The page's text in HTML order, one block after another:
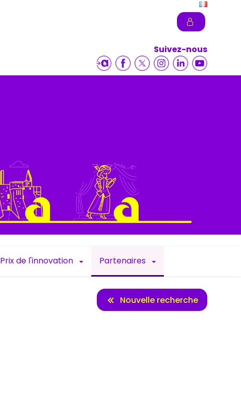
Suivez-nous
Prix de l'innovation Partenaires
Nouvelle recherche